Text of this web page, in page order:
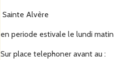
Sainte Alvère
en periode estivale le lundi matin
Sur place telephoner avant au :